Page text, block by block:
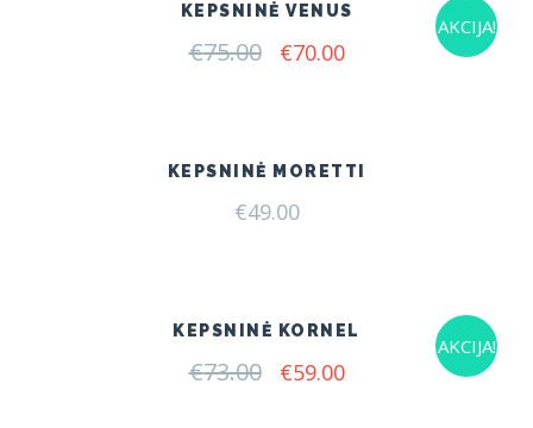
AKCIJA!
KEPSNINĖ VENUS
€75.00 Original
€70.00Current
KEPSNINĖ MORETTI
€49.00
AKCIJA!
KEPSNINĖ KORNEL
€73.00 Original
€59.00Current